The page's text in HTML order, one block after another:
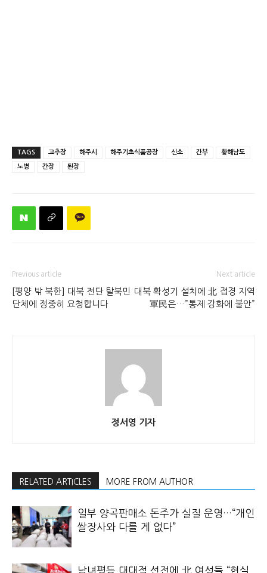
TAGS 고추장 해주시 해주기초식품공장 신소 간부 황해남도
노병 간장 된장
Previous article
[평양 밖 북한] 대북 전단 탈북민
단체에 정중히 요청합니다
Next article
대북 확성기 설치에 北 접경 지역
軍民은…”통제 강화에 불안”
정서영 기자
RELATED ARTICLES MORE FROM AUTHOR
일부 양곡판매소 돈주가 실질 운영…“개인
쌀장사와 다를 게 없다”
남녀평등 대대적 선전에 北 여성들 “현실